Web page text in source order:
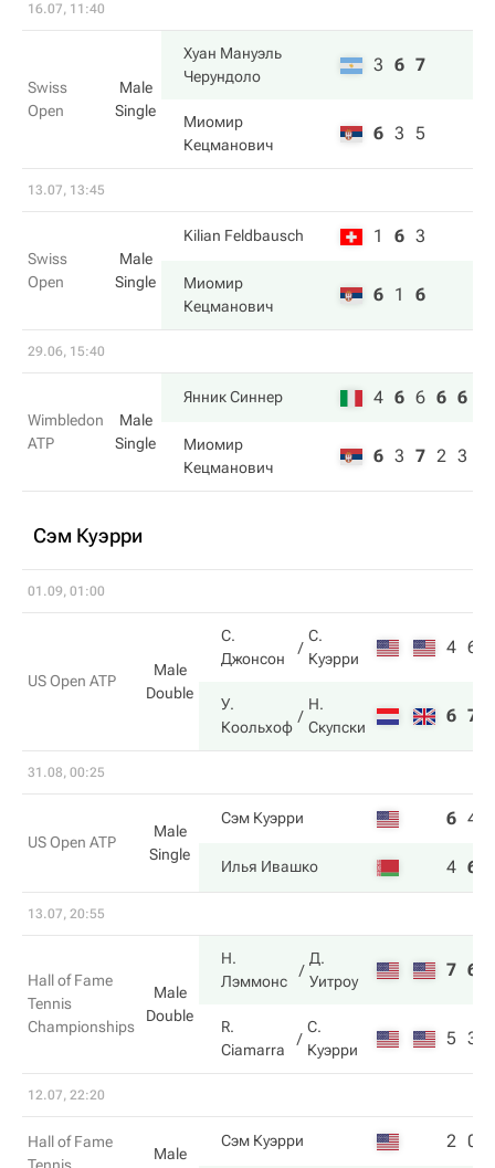
16.07, 11:40
Swiss
Open
Male
Single
Хуан Мануэль
Черундоло
3 6 7
Миомир
Кецманович
6 3 5
13.07, 13:45
Swiss
Open
Male
Single
Kilian Feldbausch 1 6 3
Миомир
Кецманович
6 1 6
29.06, 15:40
Wimbledon
ATP
Male
Single
Янник Синнер 4 6 6 6 6
Миомир
Кецманович
6 3 7 2 3
Сэм Куэрри
01.09, 01:00
US Open ATP
Male
Double
С.
Джонсон
С.
Куэрри
4 6
У.
Коольхоф
Н.
Скупски
6 7
31.08, 00:25
US Open ATP
Male
Single
Сэм Куэрри 6 4
Илья Ивашко 4 6
13.07, 20:55
Hall of Fame
Tennis
Championships
Male
Double
Н.
Лэммонс
Д.
Уитроу
7 6
R.
Ciamarra
С.
Куэрри
5 3
12.07, 22:20
Hall of Fame
Male
Сэм Куэрри 2 0